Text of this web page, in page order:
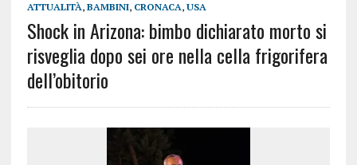
ATTUALITÀ, BAMBINI, CRONACA, USA
Shock in Arizona: bimbo dichiarato morto si
risveglia dopo sei ore nella cella frigorifera
dell’obitorio